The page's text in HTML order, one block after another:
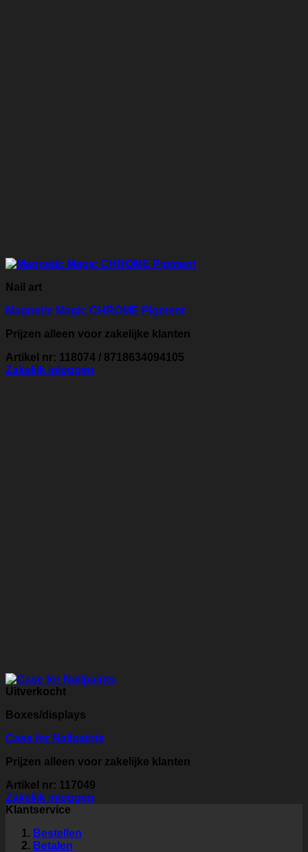
Nail art
Magnetic Magic CHROME Pigment
Prijzen alleen voor zakelijke klanten
Artikel nr: 118074 / 8718634094105
Zakelijk inloggen
Uitverkocht
Boxes/displays
Case for Nailpaints
Prijzen alleen voor zakelijke klanten
Artikel nr: 117049
Zakelijk inloggen
Klantservice
Bestellen
Betalen